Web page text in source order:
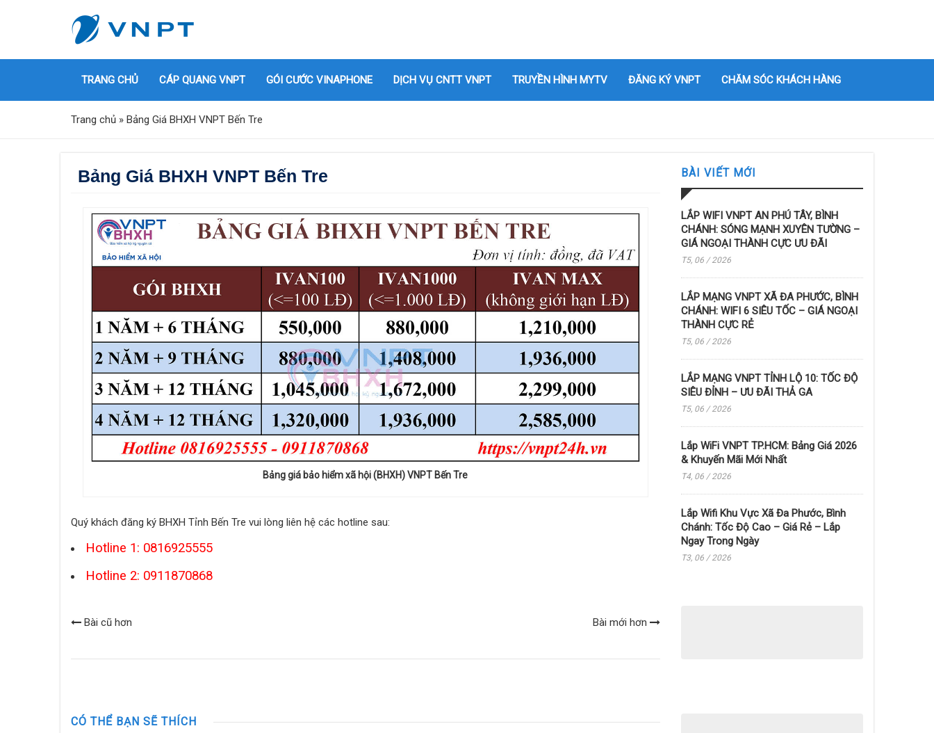
TRANG CHỦ CÁP QUANG VNPT GÓI CƯỚC VINAPHONE DỊCH VỤ CNTT VNPT TRUYỀN HÌNH MYTV ĐĂNG KÝ VNPT CHĂM SÓC KHÁCH HÀNG
Trang chủ » Bảng Giá BHXH VNPT Bến Tre
Bảng Giá BHXH VNPT Bến Tre
Bảng giá bảo hiểm xã hội (BHXH) VNPT Bến Tre
Quý khách đăng ký BHXH Tỉnh Bến Tre vui lòng liên hệ các hotline sau:
Hotline 1: 0816925555
Hotline 2: 0911870868
Bài cũ hơn Bài mới hơn
CÓ THỂ BẠN SẼ THÍCH
BÀI VIẾT MỚI
LẮP WIFI VNPT AN PHÚ TÂY, BÌNH
CHÁNH: SÓNG MẠNH XUYÊN TƯỜNG –
GIÁ NGOẠI THÀNH CỰC ƯU ĐÃI
T5, 06 / 2026
LẮP MẠNG VNPT XÃ ĐA PHƯỚC, BÌNH
CHÁNH: WIFI 6 SIÊU TỐC – GIÁ NGOẠI
THÀNH CỰC RẺ
T5, 06 / 2026
LẮP MẠNG VNPT TỈNH LỘ 10: TỐC ĐỘ
SIÊU ĐỈNH – ƯU ĐÃI THẢ GA
T5, 06 / 2026
Lắp WiFi VNPT TP.HCM: Bảng Giá 2026
& Khuyến Mãi Mới Nhất
T4, 06 / 2026
Lắp Wifi Khu Vực Xã Đa Phước, Bình
Chánh: Tốc Độ Cao – Giá Rẻ – Lắp
Ngay Trong Ngày
T3, 06 / 2026